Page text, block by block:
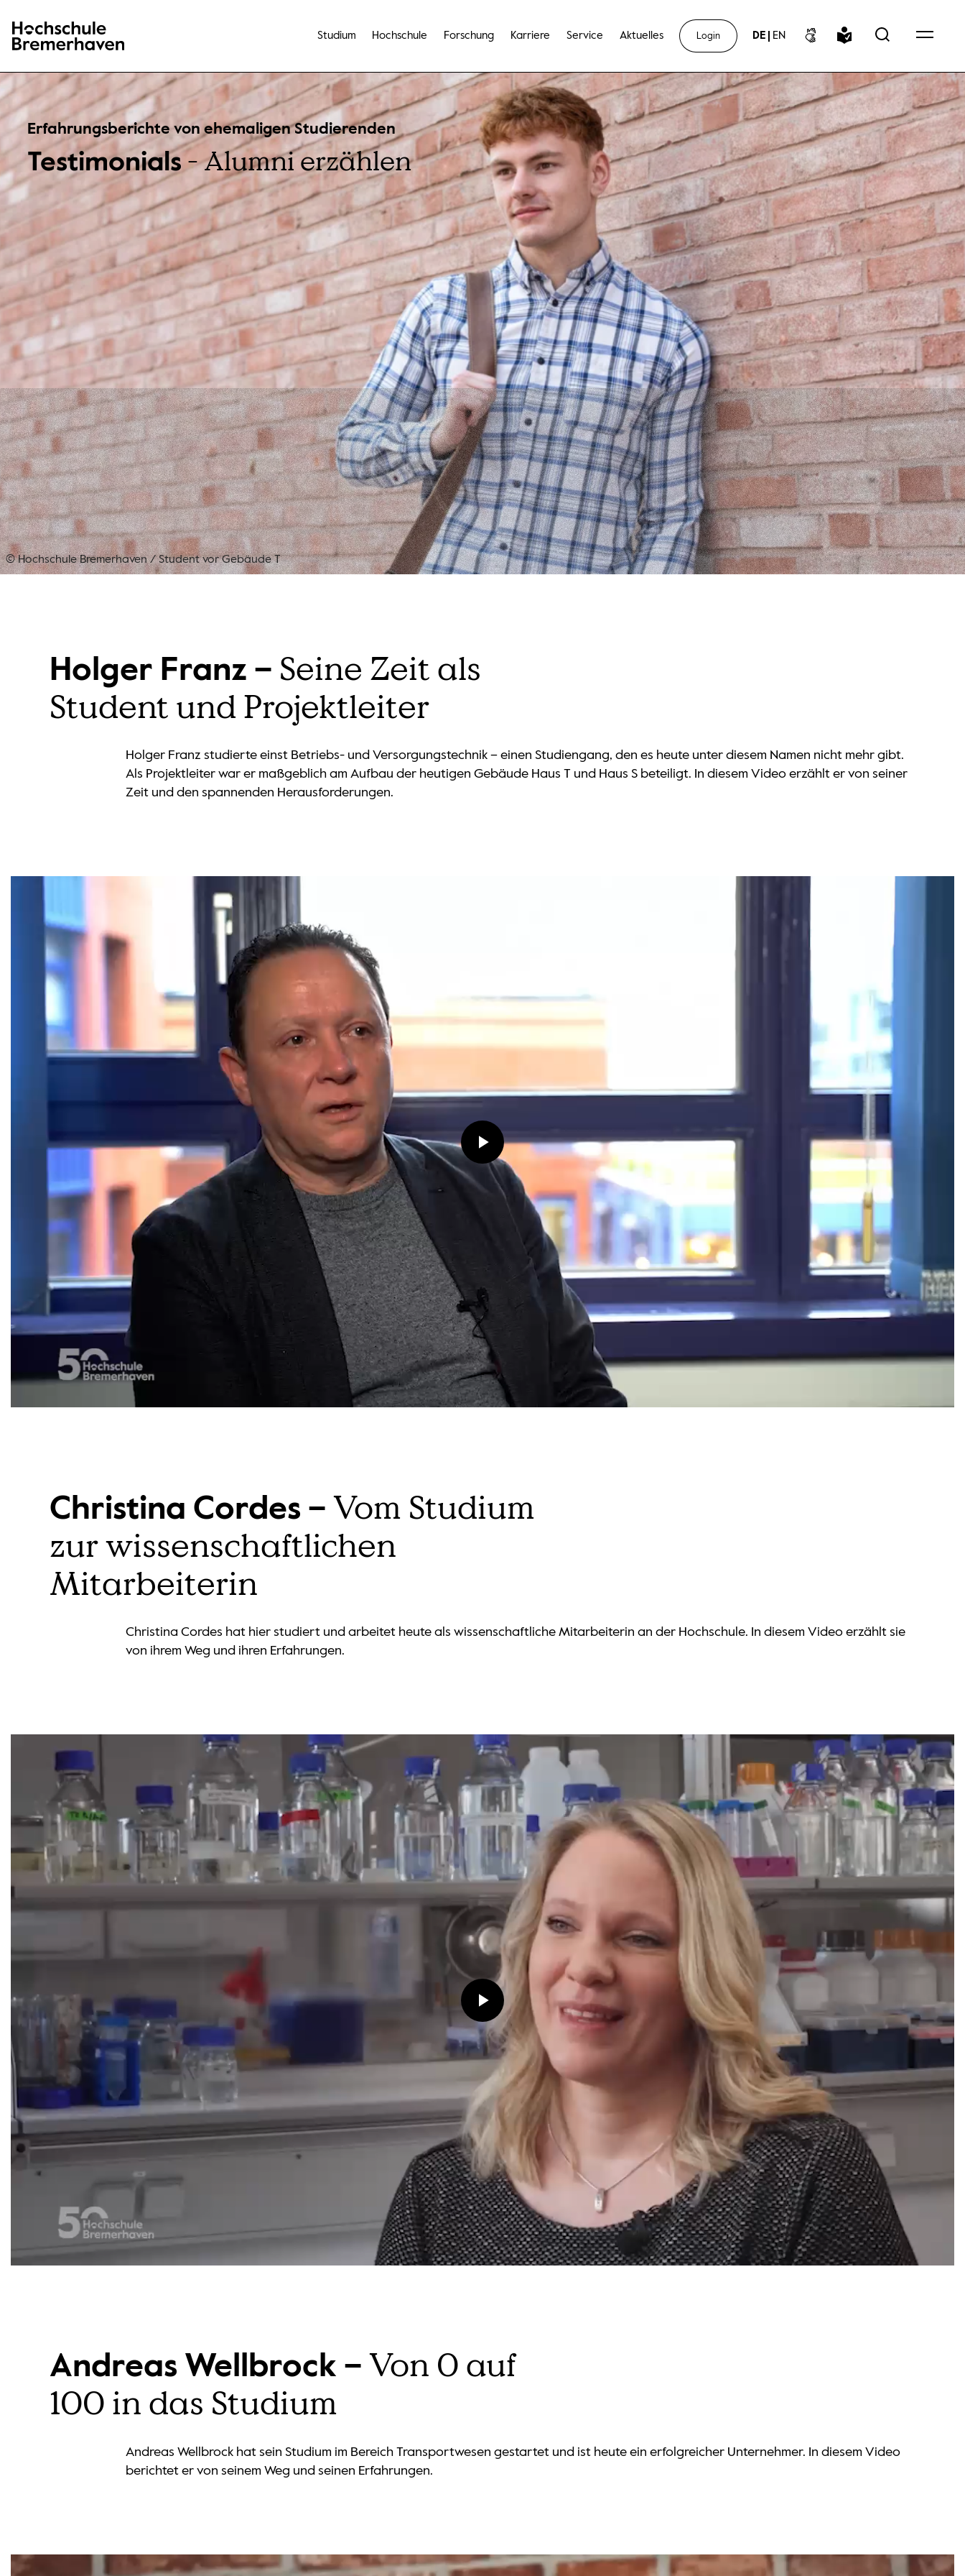
Hochschule Bremerhaven
Studium Hochschule Forschung Karriere Service Aktuelles Login DE EN
© Hochschule Bremerhaven/Student vor Gebäude T
Erfahrungsberichte von ehemaligen Studierenden
Testimonials- Alumni erzählen
Holger Franz – Seine Zeit als
Student und Projektleiter
Holger Franz studierte einst Betriebs- und Versorgungstechnik – einen Studiengang, den es heute unter diesem Namen nicht mehr gibt.
Als Projektleiter war er maßgeblich am Aufbau der heutigen Gebäude Haus T und Haus S beteiligt. In diesem Video erzählt er von seiner
Zeit und den spannenden Herausforderungen.
Play
Video
Christina Cordes – Vom Studium
zur wissenschaftlichen
Mitarbeiterin
Christina Cordes hat hier studiert und arbeitet heute als wissenschaftliche Mitarbeiterin an der Hochschule. In diesem Video erzählt sie
von ihrem Weg und ihren Erfahrungen.
Play
Video
Andreas Wellbrock – Von 0 auf
100 in das Studium
Andreas Wellbrock hat sein Studium im Bereich Transportwesen gestartet und ist heute ein erfolgreicher Unternehmer. In diesem Video
berichtet er von seinem Weg und seinen Erfahrungen.